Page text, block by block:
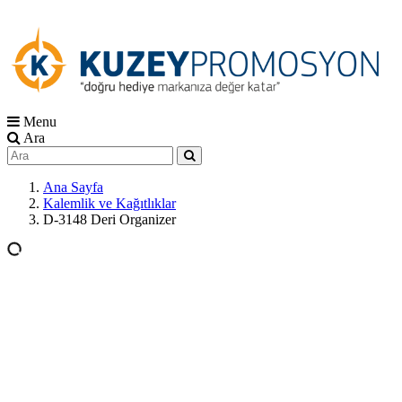
Menu
Ara
Ana Sayfa
Kalemlik ve Kağıtlıklar
D-3148 Deri Organizer